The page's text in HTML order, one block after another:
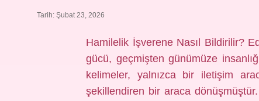
Tarih: Şubat 23, 2026
Hamilelik İşverene Nasıl Bildirilir?
gücü, geçmişten günümüze
kelimeler, yalnızca bir iletişim
şekillendiren bir araca